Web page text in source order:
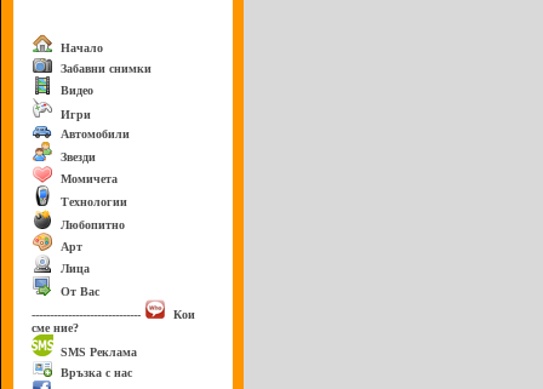
Начало
Забавни снимки
Видео
Игри
Автомобили
Звезди
Момичета
Технологии
Любопитно
Арт
Лица
От Вас
------------------------------
Кои
сме ние?
SMS Реклама
Връзка с нас